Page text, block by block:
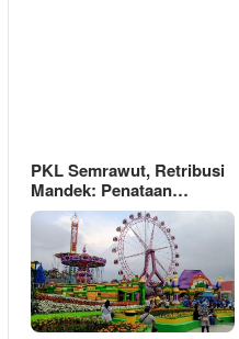
PKL Semrawut, Retribusi
Mandek: Penataan…